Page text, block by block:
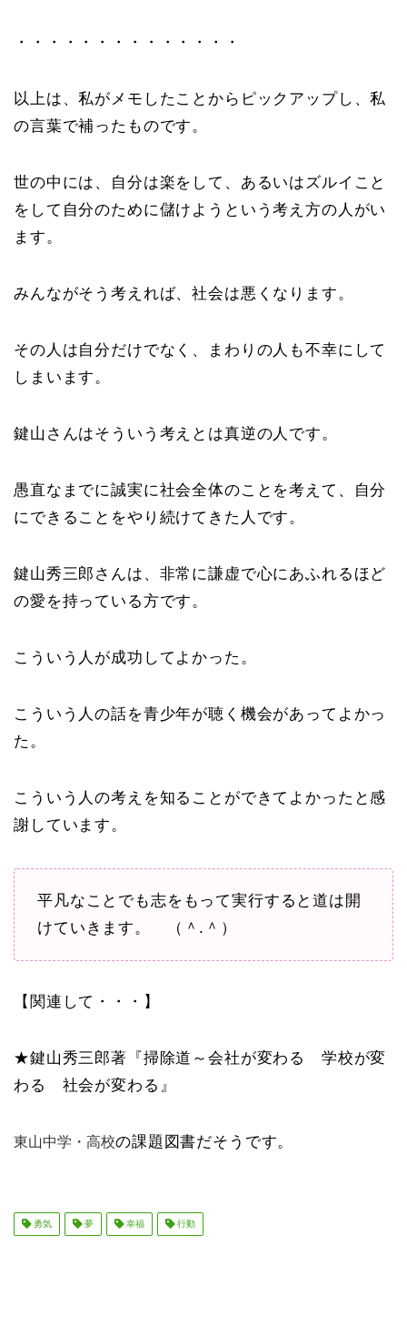
・・・・・・・・・・・・・・
以上は、私がメモしたことからピックアップし、私
の言葉で補ったものです。
世の中には、自分は楽をして、あるいはズルイこと
をして自分のために儲けようという考え方の人がい
ます。
みんながそう考えれば、社会は悪くなります。
その人は自分だけでなく、まわりの人も不幸にして
しまいます。
鍵山さんはそういう考えとは真逆の人です。
愚直なまでに誠実に社会全体のことを考えて、自分
にできることをやり続けてきた人です。
鍵山秀三郎さんは、非常に謙虚で心にあふれるほど
の愛を持っている方です。
こういう人が成功してよかった。
こういう人の話を青少年が聴く機会があってよかっ
た。
こういう人の考えを知ることができてよかったと感
謝しています。
平凡なことでも志をもって実行すると道は開
けていきます。 （＾.＾）
【関連して・・・】
★鍵山秀三郎著『掃除道～会社が変わる 学校が変
わる 社会が変わる』
東山中学・高校の課題図書だそうです。
勇気 夢 幸福 行動